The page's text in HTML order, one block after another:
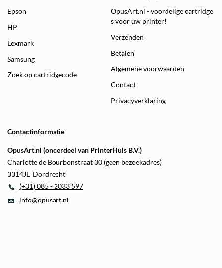
Epson
HP
Lexmark
Samsung
Zoek op cartridgecode
OpusArt.nl - voordelige cartridge
s voor uw printer!
Verzenden
Betalen
Algemene voorwaarden
Contact
Privacyverklaring
Contactinformatie
OpusArt.nl (onderdeel van PrinterHuis B.V.)
Charlotte de Bourbonstraat 30 (geen bezoekadres)
3314JL Dordrecht
(+31) 085 - 2033 597
info@opusart.nl